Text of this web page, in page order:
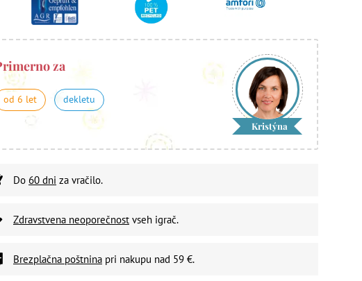
za
od 6 let dekletu
Kristýna
Do 60 dni za vračilo.
Zdravstvena neoporečnost vseh igrač.
Brezplačna poštnina pri nakupu nad 59 €.